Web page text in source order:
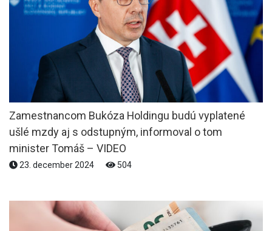
Zamestnancom Bukóza Holdingu budú vyplatené
ušlé mzdy aj s odstupným, informoval o tom
minister Tomáš – VIDEO
23. december 2024 504